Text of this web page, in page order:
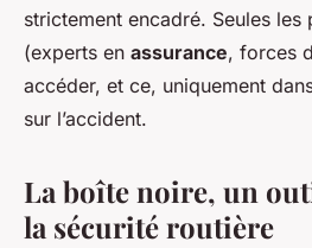
strictement encadré. Seules les
(experts en assurance, forces
accéder, et ce, uniquement
sur l’accident.
La boîte noire, un
la sécurité routière